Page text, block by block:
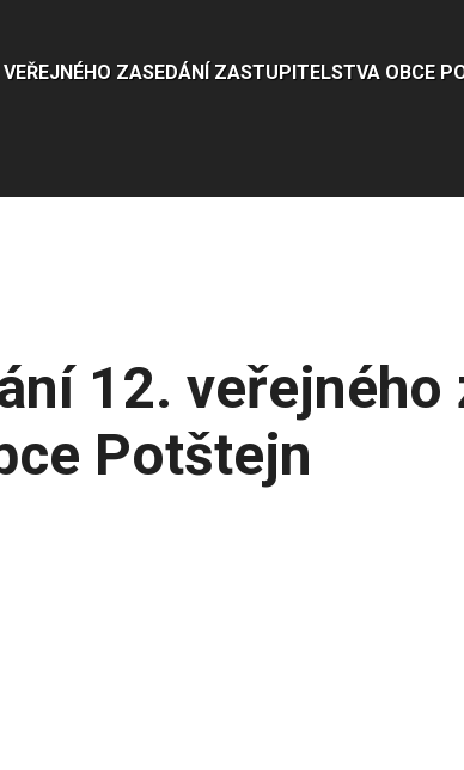
ZASEDÁNÍ ZASTUPITELSTVA OBCE
12. veřejného
Potštejn